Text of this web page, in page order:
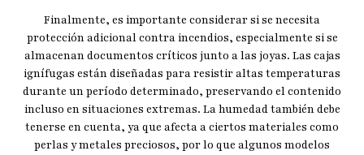
Finalmente, es importante considerar si se necesita
protección adicional contra incendios, especialmente si se
almacenan documentos críticos junto a las joyas. Las cajas
ignífugas están diseñadas para resistir altas temperaturas
durante un período determinado, preservando el contenido
incluso en situaciones extremas. La humedad también debe
tenerse en cuenta, ya que afecta a ciertos materiales como
perlas y metales preciosos, por lo que algunos modelos